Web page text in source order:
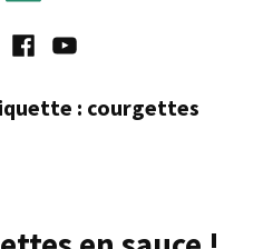
FacebookYoutube
: courgettes